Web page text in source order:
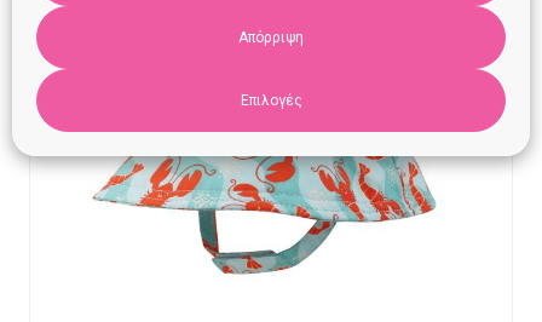
Απόρριψη
Επιλογές